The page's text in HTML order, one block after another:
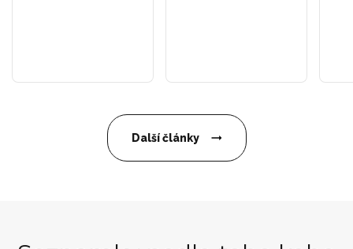
Další články